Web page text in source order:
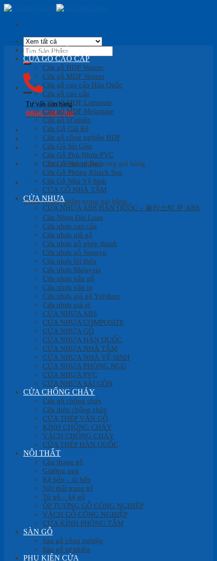
Skip
content
Tìm
kiếm:
Tư vấn bán hàng
0886.500.500
Chưa có sản phẩm trong giỏ hàng.
Giỏ hàng
Chưa có sản phẩm trong giỏ hàng.
TRANG CHỦ
CỬA GỖ CAO CẤP
Cửa gỗ HDF Veneer
Cửa gỗ MDF Veneer
Cửa gỗ cao cấp Hàn Quốc
Cửa gỗ cao cấp
Cửa gỗ MDF Laminate
Cửa gỗ MDF Melamine
Cửa gỗ tự nhiên
Cửa Gỗ Giá Rẻ
Cửa gỗ công nghiệp HDF
Cửa Gỗ Sài Gòn
Cửa Gỗ Phủ Nhựa PVC
Cửa Gỗ Phòng Ngủ
Cửa Gỗ Phòng Khách Sạn
Cửa Gỗ Nhà Vệ Sinh
CỬA GỖ NHÀ TẮM
CỬA NHỰA
CỬA NHỰA ABS HÀN QUỐC – 플라스틱 문 ABS
Cửa Nhựa Đài Loan
Cửa nhựa cao cấp
Cửa nhựa giả gỗ
Cửa nhựa gỗ ghép thanh
Cửa nhựa gỗ Sungyu
Cửa nhựa lõi thép
Cửa nhựa Malaysia
Cửa nhựa vân gỗ
Cửa nhựa vân in
Cửa nhựa giả gỗ Y@door
Cửa nhựa giá rẻ
CỬA NHỰA ABS
CỬA NHỰA COMPOSITE
CỬA NHỰA GỖ
CỬA NHỰA HÀN QUỐC
CỬA NHỰA NHÀ TẮM
CỬA NHỰA NHÀ VỆ SINH
CỬA NHỰA PHÒNG NGỦ
CỬA NHỰA PVC
CỬA NHỰA SÀI GÒN
CỬA CHỐNG CHÁY
Cửa gỗ chống cháy
Cửa thép chống cháy
CỬA THÉP VÂN GỖ
KÍNH CHỐNG CHÁY
VÁCH CHỐNG CHÁY
CỬA THÉP HÀN QUỐC
NỘI THẤT
Cầu thang gỗ
Giường ngủ
Kệ bếp – tủ bếp
Nội thất trang trí
Tủ gỗ – kệ gỗ
ỐP TƯỜNG GỖ CÔNG NGHIỆP
VÁCH GỖ CÔNG NGHIỆP
CỬA KÍNH PHÒNG TẮM
SÀN GỖ
Sàn gỗ công nghiệp
Sàn gỗ tự nhiên
PHỤ KIỆN CỬA